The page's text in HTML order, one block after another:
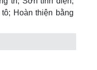
Hoàn thiện bằng